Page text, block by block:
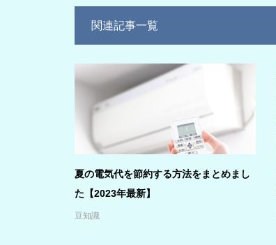
関連記事一覧
夏の電気代を節約する方法をまとめまし
た【2023年最新】
豆知識